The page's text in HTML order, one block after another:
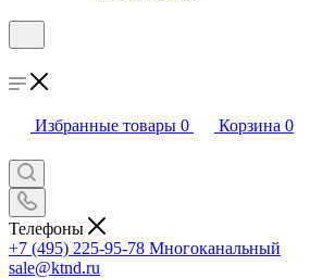
Избранные товары 0 Корзина 0
Телефоны
+7 (495) 225-95-78 Многоканальный
sale@ktnd.ru